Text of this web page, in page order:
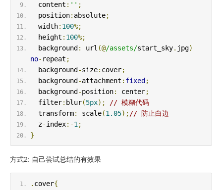
  content
: '' ;
  position
: absolute;
  width
: 100%;
  height
: 100%;
  background
: url (@/assets/start_sky. jpg)
no- repeat ;
  background
-size: cover;
  background
-attachment : fixed ;
  background
-position: center;
  filter
: blur(5px);
// 模糊代码
  transform
: scale(1.05); // 防止白边
  z
-index:-1 ;
}
方式2: 自己尝试总结的有效果
. cover{